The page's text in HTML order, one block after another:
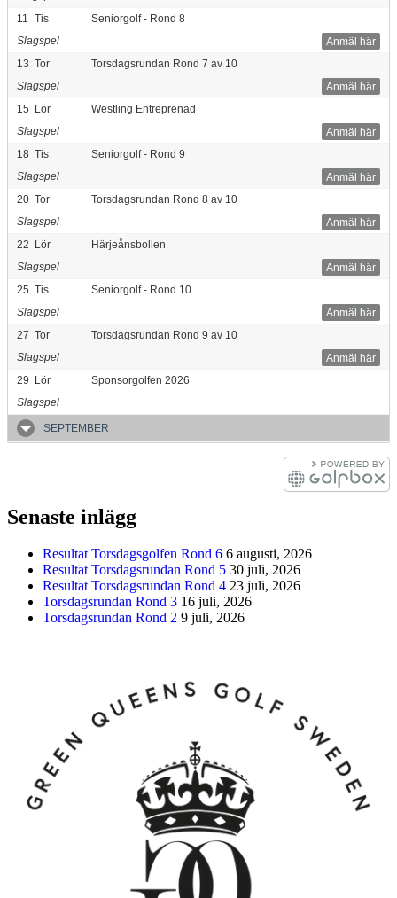
11
Tis
Seniorgolf - Rond 8
Anmäl här
Slagspel
13 Tor
Torsdagsrundan Rond 7 av 10
Anmäl här
Slagspel
15 Lör
Westling Entreprenad
Anmäl här
Slagspel
18 Tis
Seniorgolf - Rond 9
Anmäl här
Slagspel
20 Tor
Torsdagsrundan Rond 8 av 10
Anmäl här
Slagspel
22 Lör
Härjeånsbollen
Anmäl här
Slagspel
25 Tis
Seniorgolf - Rond 10
Anmäl här
Slagspel
27 Tor
Torsdagsrundan Rond 9 av 10
Anmäl här
Slagspel
29 Lör
Sponsorgolfen 2026
Slagspel
SEPTEMBER
Senaste inlägg
Resultat Torsdagsgolfen Rond 6 6 augusti, 2026
Resultat Torsdagsrundan Rond 5 30 juli, 2026
Resultat Torsdagsrundan Rond 4 23 juli, 2026
Torsdagsrundan Rond 3 16 juli, 2026
Torsdagsrundan Rond 2 9 juli, 2026